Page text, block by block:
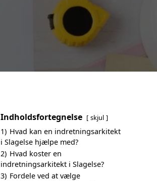
Indholdsfortegnelse skjul
1) Hvad kan en indretningsarkitekt
i Slagelse hjælpe med?
2) Hvad koster en
indretningsarkitekt i Slagelse?
3) Fordele ved at vælge